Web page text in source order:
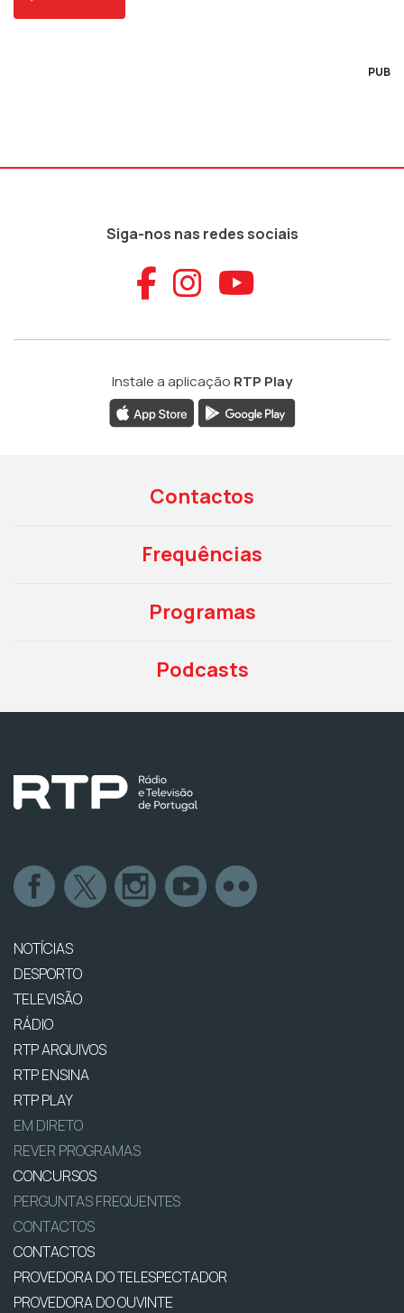
PUB
Siga-nos nas redes sociais
Aceder ao
Aceder ao
Aceder
Instale a aplicação RTP Play
Contactos
Frequências
Programas
Podcasts
NOTÍCIAS
DESPORTO
TELEVISÃO
RÁDIO
RTP ARQUIVOS
RTP ENSINA
RTP PLAY
EM DIRETO
REVER PROGRAMAS
CONCURSOS
PERGUNTAS FREQUENTES
CONTACTOS
CONTACTOS
PROVEDORA DO TELESPECTADOR
PROVEDORA DO OUVINTE